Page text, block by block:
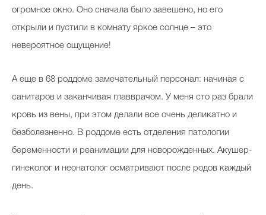
огромное окно. Оно сначала было завешено, но его
открыли и пустили в комнату яркое солнце – это
невероятное ощущение!
А еще в 68 роддоме замечательный персонал: начиная с
санитаров и заканчивая главврачом. У меня сто раз брали
кровь из вены, при этом делали все очень деликатно и
безболезненно. В роддоме есть отделения патологии
беременности и реанимации для новорожденных. Акушер-
гинеколог и неонатолог осматривают после родов каждый
день.